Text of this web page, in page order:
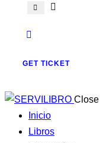
GET TICKET
Close
Inicio
Libros